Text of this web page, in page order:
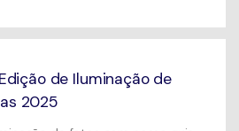
de Iluminação de
2025